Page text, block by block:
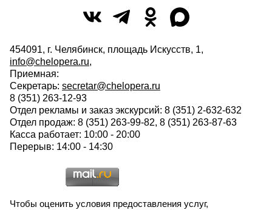
454091, г. Челябинск, площадь Искусств, 1,
info@chelopera.ru,
Приемная:
Секретарь: secretar@chelopera.ru
8 (351) 263-12-93
Отдел рекламы и заказ экскурсий: 8 (351) 2-632-632
Отдел продаж: 8 (351) 263-99-82, 8 (351) 263-87-63
Касса работает: 10:00 - 20:00
Перерыв: 14:00 - 14:30
Чтобы оценить условия предоставления услуг,